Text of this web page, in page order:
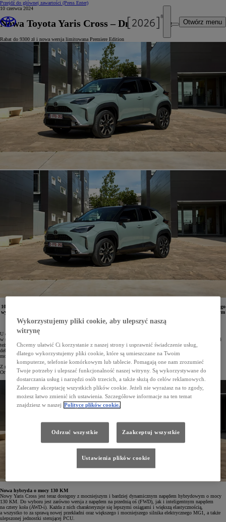
Przejdź do głównej zawartości (Press Enter)
Otwórz menu
10 czerwca 2024
Nowa Toyota Yaris Cross – Dni Otwarte
Rabat do 9300 zł i nowa wersja limitowana Premiere Edition
10-15 czerwca 2024 roku w salonach Toyoty odbędą się Dni Otwarte nowego Yarisa Cross. Podczas tego
wydarzenia można będzie przetestować bestsellerowy miejski crossover z nowym napędem hybrydowym
o mocy 130 KM, a także poznać zalety limitowanej wersji Premiere Edition. Na zainteresowanych
czekają też atrakcyjne warunki finansowania.
U dilerów Toyoty debiutuje Yaris Cross z 2024 roku produkcji. Gama najchętniej wybieranego samochodu
w segmencie B-SUV w Polsce została rozszerzona o nowy napęd hybrydowy o mocy 130 KM. Pojazd zyskał
też ulepszone systemy wsparcia kierowcy podczas jazdy i parkowania Toyota T-Mate. W Yarisie Cross
debiutują też nowe cyfrowe zegary i nowa wersja systemu multimedialnego Toyota Smart Connect®. Pełnię
możliwości auta prezentuje limitowana wersja specjalna Premiere Edition.
Z nowym Yarisem Cross można zapoznać się podczas trwających od 10 do 15 czerwca 2024 roku Dni
Otwartych.
Nowa hybryda o mocy 130 KM
Nowy Yaris Cross jest teraz dostępny z mocniejszym i bardziej dynamicznym napędem hybrydowym o mocy
130 KM. Do wyboru jest zarówno wersja z napędem na przednią oś (FWD), jak i inteligentnym napędem
na cztery koła (AWD-i). Każda z nich charakteryzuje się lepszymi osiągami i większą elastycznością,
a wszystko to za sprawą nowej przekładni oraz większego i mocniejszego silnika elektrycznego MG1, a także
ulepszonej jednostki sterującej PCU.
Wykorzystujemy pliki cookie, aby ulepszyć naszą
witrynę
Chcemy ułatwić Ci korzystanie z naszej strony i usprawnić świadczenie usług,
dlatego wykorzystujemy pliki cookie, które są umieszczane na Twoim
komputerze, telefonie komórkowym lub tablecie. Pomagają one nam zrozumieć
Twoje potrzeby i ulepszać funkcjonalność naszej witryny. Są wykorzystywane do
dostarczania usług i narzędzi osób trzecich, a także służą do celów reklamowych.
Zalecamy akceptację wszystkich plików cookie. Jeżeli nie wyrażasz na to zgody,
możesz łatwo zmienić ich ustawienia. Szczegółowe informacje na ten temat
znajdziesz w naszej Polityce plików cookie.
Odrzuć wszystkie Zaakceptuj wszystkie
Ustawienia plików cookie